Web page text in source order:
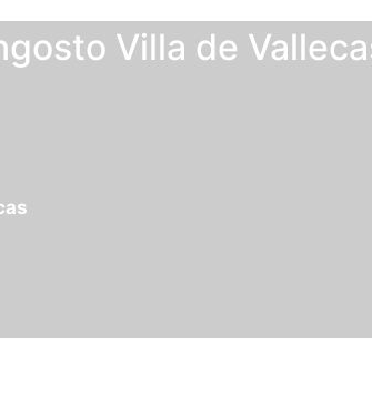
Villa de